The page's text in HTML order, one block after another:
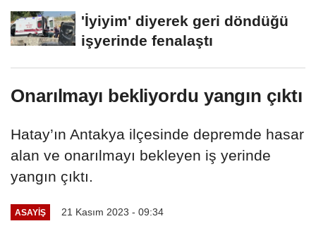
'İyiyim' diyerek geri döndüğü
işyerinde fenalaştı
Onarılmayı bekliyordu yangın çıktı
Hatay’ın Antakya ilçesinde depremde hasar
alan ve onarılmayı bekleyen iş yerinde
yangın çıktı.
ASAYİŞ 21 Kasım 2023 - 09:34